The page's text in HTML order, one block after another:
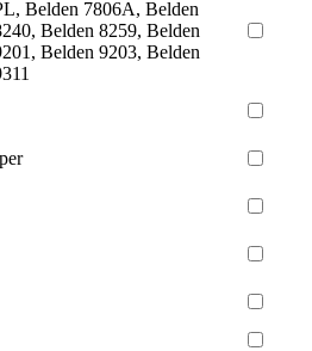
Belden 7806A, Belden
Belden 8259, Belden
Belden 9203, Belden